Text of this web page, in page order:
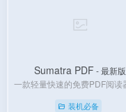
Sumatra PDF - 最新版
装机必备